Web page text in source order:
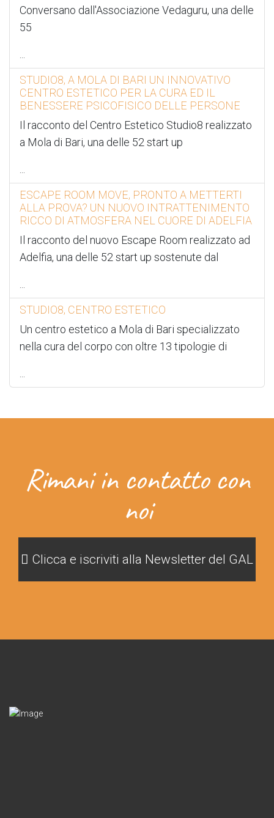
Conversano dall'Associazione Vedaguru, una delle
55
STUDIO8, A MOLA DI BARI UN INNOVATIVO
CENTRO ESTETICO PER LA CURA ED IL
BENESSERE PSICOFISICO DELLE PERSONE
Il racconto del Centro Estetico Studio8 realizzato
a Mola di Bari, una delle 52 start up
ESCAPE ROOM MOVE, PRONTO A METTERTI
ALLA PROVA? UN NUOVO INTRATTENIMENTO
RICCO DI ATMOSFERA NEL CUORE DI ADELFIA
Il racconto del nuovo Escape Room realizzato ad
Adelfia, una delle 52 start up sostenute dal
STUDIO8, CENTRO ESTETICO
Un centro estetico a Mola di Bari specializzato
nella cura del corpo con oltre 13 tipologie di
Rimani in contatto con
noi
Clicca e iscriviti alla Newsletter del GAL